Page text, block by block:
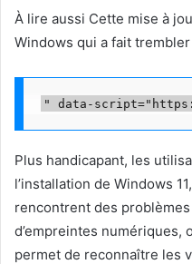
À lire aussi Cette mise à
Windows qui a fait
Plus handicapant, les
l’installation de Windows
rencontrent des
d’empreintes numériques,
permet de reconnaître les